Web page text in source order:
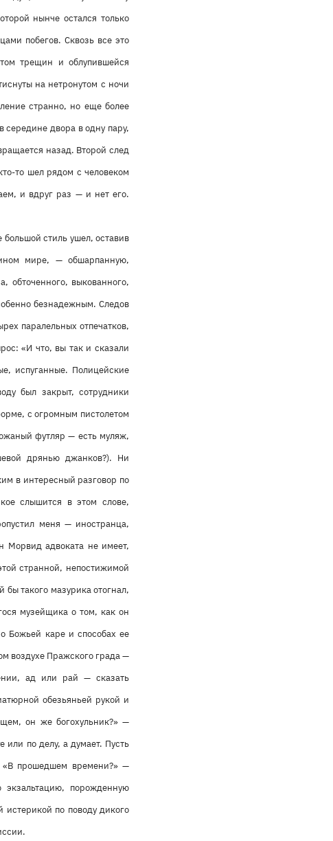
нынче остался только
побегов. Сквозь все это
трещин и облупившейся
на нетронутом с ночи
странно, но еще более
середине двора в одну пару,
назад. Второй след
то шел рядом с человеком
и вдруг раз — и нет его.
стиль ушел, оставив
мире, — обшарпанную,
обточенного, выкованного,
безнадежным. Следов
паралельных отпечатков,
«И что, вы так и сказали
испуганные. Полицейские
был закрыт, сотрудники
с огромным пистолетом
футляр — есть муляж,
дрянью джанков?). Ни
в интересный разговор по
слышится в этом слове,
меня — иностранца,
Морвид адвоката не имеет,
странной, непостижимой
такого мазурика отогнал,
музейщика о том, как он
Божьей каре и способах ее
воздухе Пражского града —
ад или рай — сказать
обезьяньей рукой и
он же богохульник?» —
или по делу, а думает. Пусть
«В прошедшем времени?» —
порожденную
по поводу дикого